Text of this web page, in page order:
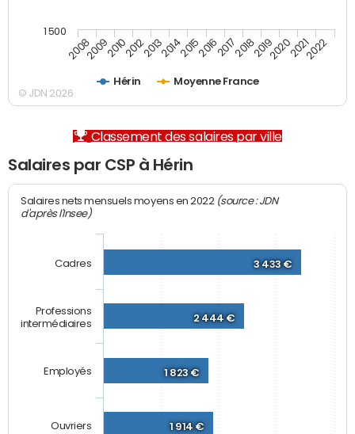
Hérin Moyenne France
20082009201020122013201420152016201720182019202020212022
1 500
© JDN 2026
Classement des salaires par ville
Salaires par CSP à Hérin
Salaires nets mensuels moyens en 2022 (source : JDN
d'après l'Insee)
3 433 €
2 444 €
1 823 €
1 914 €
Cadres
Professions
intermédiaires
Employés
Ouvriers